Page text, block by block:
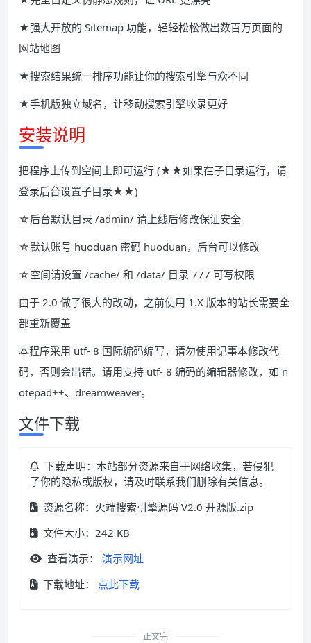
★强大开放的 Sitemap 功能，轻轻松松做出数百万页面的
网站地图
★搜索结果统一排序功能让你的搜索引擎与众不同
★手机版独立域名，让移动搜索引擎收录更好
安装说明
把程序上传到空间上即可运行 (★★如果在子目录运行，请
登录后台设置子目录★★)
☆后台默认目录 /admin/ 请上线后修改保证安全
☆默认账号 huoduan 密码 huoduan，后台可以修改
☆空间请设置 /cache/ 和 /data/ 目录 777 可写权限
由于 2.0 做了很大的改动，之前使用 1.X 版本的站长需要全
部重新覆盖
本程序采用 utf- 8 国际编码编写，请勿使用记事本修改代
码，否则会出错。请用支持 utf- 8 编码的编辑器修改，如 n
otepad++、dreamweaver。
文件下载
下载声明：本站部分资源来自于网络收集，若侵犯
了你的隐私或版权，请及时联系我们删除有关信息。
资源名称：火端搜索引擎源码 V2.0 开源版.zip
文件大小：242 KB
查看演示：
演示网址
下载地址：
点此下载
正文完